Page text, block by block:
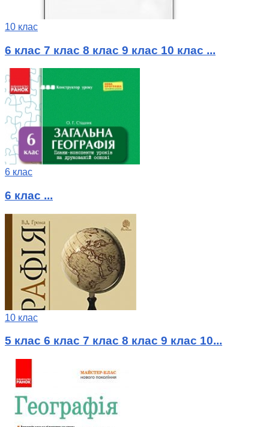
10 клас
6 клас 7 клас 8 клас 9 клас 10 клас ...
6 клас
6 клас ...
10 клас
5 клас 6 клас 7 клас 8 клас 9 клас 10...